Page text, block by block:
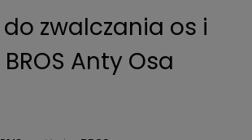
zwalczania os i
Anty Osa